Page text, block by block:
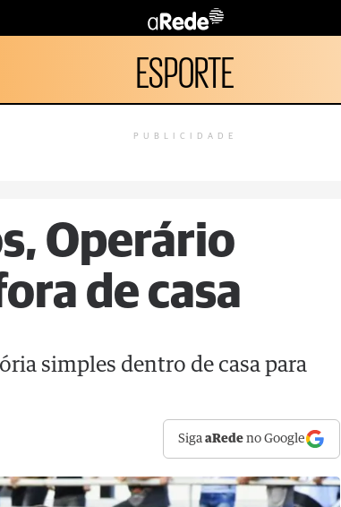
ESPORTE
PUBLICIDADE
Operário
de casa
simples dentro de casa para
SigaaRede no Google